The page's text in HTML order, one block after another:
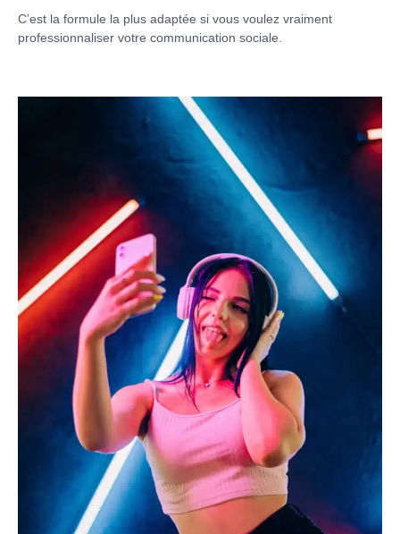
C’est la formule la plus adaptée si vous voulez vraiment
professionnaliser votre communication sociale.